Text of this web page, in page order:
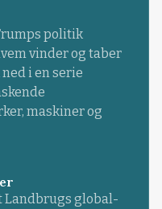
politik
vinder og taber
i en serie
maskiner og
Landbrugs global-